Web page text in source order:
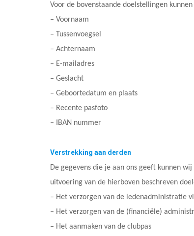
Voor de bovenstaande doelstellingen
– Voornaam
– Tussenvoegsel
– Achternaam
– E-mailadres
– Geslacht
– Geboortedatum en plaats
– Recente pasfoto
– IBAN nummer
Verstrekking aan derden
De gegevens die je aan ons geeft kunnen
uitvoering van de hierboven beschreven
– Het verzorgen van de ledenadministratie
– Het verzorgen van de (financiële)
– Het aanmaken van de clubpas